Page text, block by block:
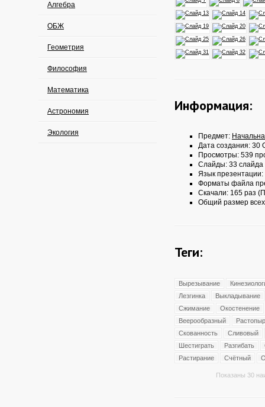
Алгебра
ОБЖ
Геометрия
Философия
Математика
Астрономия
Экология
Информация:
Предмет:
Дата создания: 30
Просмотры: 539
Слайды: 33 слайда
Язык презентации:
Форматы файла
Скачали: 165 раз
Общий размер
Теги:
Вырезывание
Лезгинка
Выкладывание
Сжимание
Окостенение
Веерообразный
Скованность
Сливовый
Шестиграть
Разгибать
Растирание
Счётный
Показаны 30